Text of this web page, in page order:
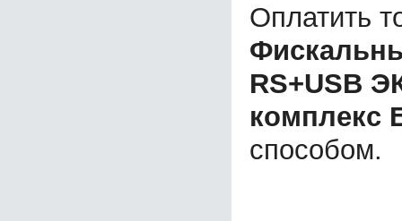
Оплатить
RS+USB
комплекс
способом.